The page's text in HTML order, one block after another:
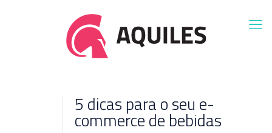
5 dicas para o seu e-
commerce de bebidas